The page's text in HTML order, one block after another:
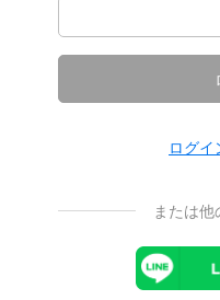
ログイ
または